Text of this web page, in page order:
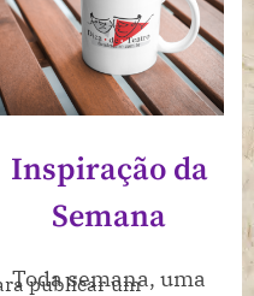
Inspiração da
Semana
Toda semana, uma
publicar um